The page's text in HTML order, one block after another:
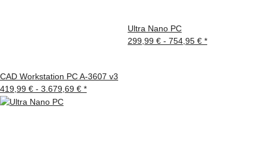
CAD Workstation PC A-3607 v3
419,99 € - 3.679,69 € *
Ultra Nano PC
299,99 € - 754,95 € *